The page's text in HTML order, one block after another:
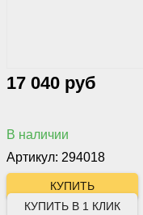
17 040 руб
В наличии
Артикул: 294018
КУПИТЬ В 1 КЛИК